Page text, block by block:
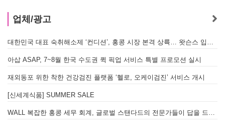
업체/광고
대한민국 대표 숙취해소제 ‘컨디션’, 홍콩 시장 본격 상륙… 왓슨스 입점 기념 할인 행사 진행
아삽 ASAP, 7~8월 한국 수도권 퀵 픽업 서비스 특별 프로모션 실시
재외동포 위한 착한 건강검진 플랫폼 ‘헬로, 오케이검진’ 서비스 개시
[신세계식품] SUMMER SALE
WALL 복잡한 홍콩 세무 회계, 글로벌 스탠다드의 전문가들이 답을 드립니다! - 법인설립, 회계, 감사